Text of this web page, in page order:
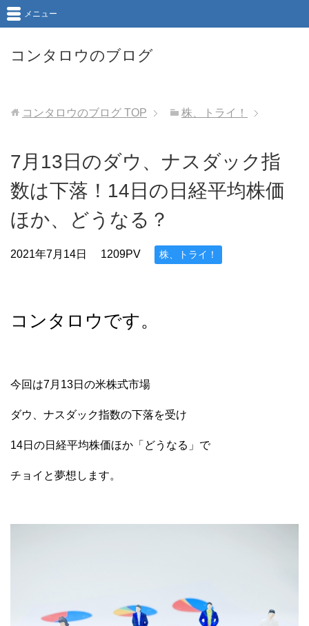
コンタロウのブログ
メニュー
コンタロウのブログ TOP 株、トライ！
7月13日のダウ、ナスダック指
数は下落！14日の日経平均株価
ほか、どうなる？
2021年7月14日 1209PV 株、トライ！
コンタロウです。
今回は7月13日の米株式市場
ダウ、ナスダック指数の下落を受け
14日の日経平均株価ほか「どうなる」で
チョイと夢想します。